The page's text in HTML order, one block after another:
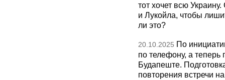
тот хочет всю
и Лукойла, чтобы
ли это?
20.10.2025 По
по телефону, а теперь
Будапеште.
повторения встречи